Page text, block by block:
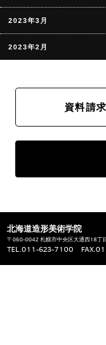
2023年3月
2023年2月
資料請
北海道造形美術学院
〒060-0042 札幌市中央区大通西18丁
TEL.011-623-7100